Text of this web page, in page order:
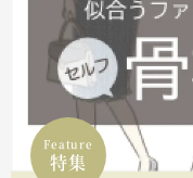
Feature
特集